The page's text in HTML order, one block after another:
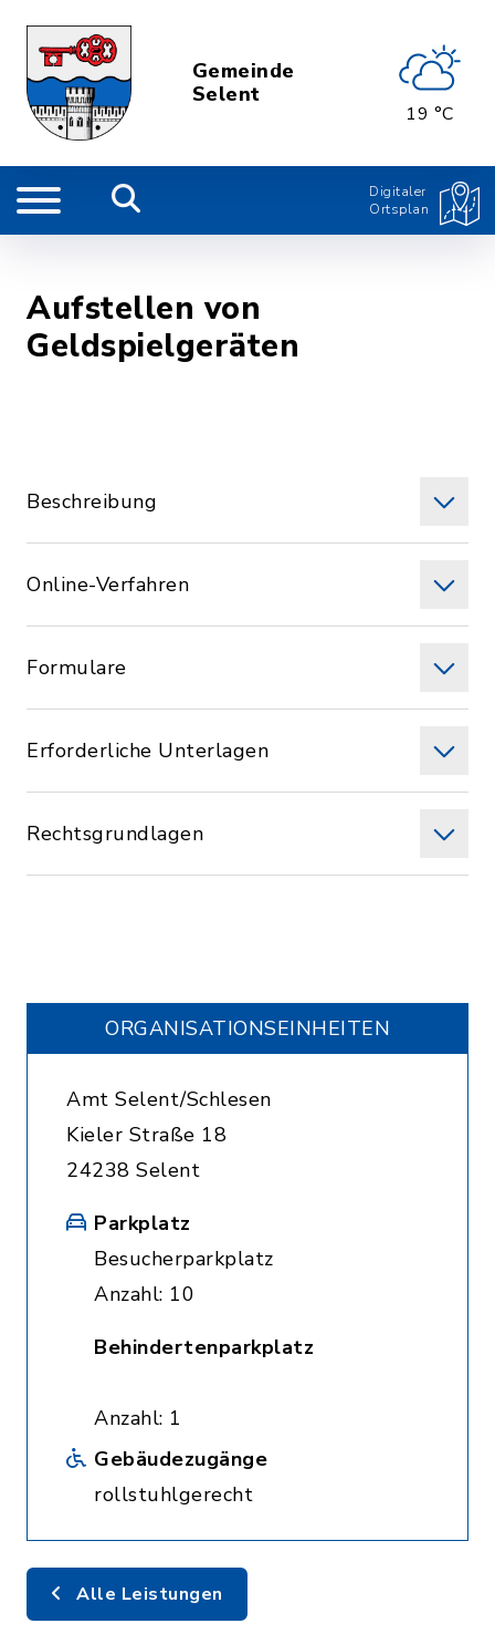
Gemeinde
Selent
19 °C
Digitaler
Ortsplan
Aufstellen von
Geldspielgeräten
Beschreibung
Online-Verfahren
Formulare
Erforderliche Unterlagen
Rechtsgrundlagen
ORGANISATIONS­EINHEITEN
Amt Selent/Schlesen
Kieler Straße 18
24238 Selent
Parkplatz
Besucherparkplatz
Anzahl: 10
Behindertenparkplatz
Anzahl: 1
Gebäudezugänge
rollstuhlgerecht
Alle Leistungen